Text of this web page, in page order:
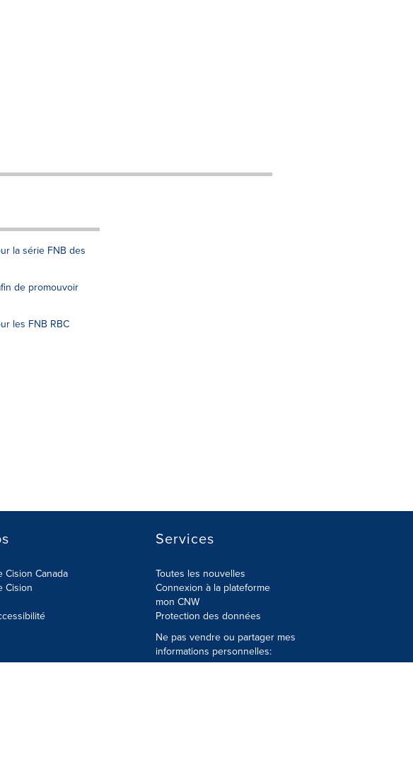
la série FNB des
de promouvoir
les FNB RBC
Cision Canada
Cision
Services
Toutes les nouvelles
Connexion à la plateforme
mon CNW
Protection des données
Ne pas vendre ou partager mes
informations personnelles: